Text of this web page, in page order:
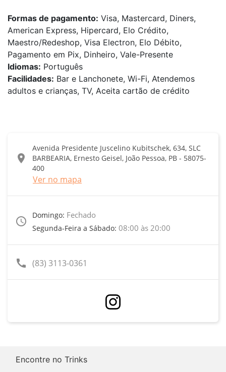
Formas de pagamento: Visa, Mastercard, Diners,
American Express, Hipercard, Elo Crédito,
Maestro/Redeshop, Visa Electron, Elo Débito,
Pagamento em Pix, Dinheiro, Vale-Presente
Idiomas: Português
Facilidades: Bar e Lanchonete, Wi-Fi, Atendemos
adultos e crianças, TV, Aceita cartão de crédito
location_on
Avenida Presidente Juscelino Kubitschek, 634, SLC
BARBEARIA, Ernesto Geisel, João Pessoa, PB - 58075-
400
Ver no mapa
access_time
Domingo: Fechado
Segunda-Feira a Sábado: 08:00 às 20:00
call (83) 3113-0361
Encontre no Trinks